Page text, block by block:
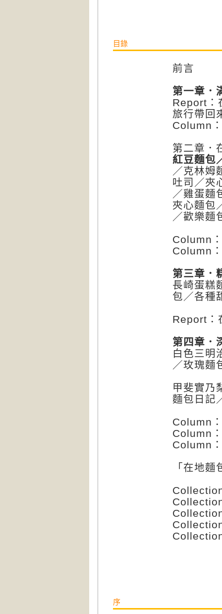
目錄
前言
第一章．
Report：
旅行帶回
Column
第二章．
紅豆麵包
／克林姆
吐司／夾
／雞蛋麵
夾心麵包
／歡樂麵
Column
Column
第三章．
長崎蛋糕
包／各種
Report：
第四章．
白色三明
／玫瑰麵
甲斐實乃
麵包日記
Column
Column
Column
「在地
序